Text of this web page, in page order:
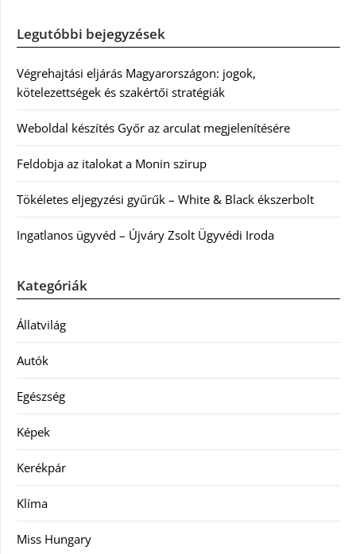
Legutóbbi bejegyzések
Végrehajtási eljárás Magyarországon: jogok,
kötelezettségek és szakértői stratégiák
Weboldal készítés Győr az arculat megjelenítésére
Feldobja az italokat a Monin szirup
Tökéletes eljegyzési gyűrűk – White & Black ékszerbolt
Ingatlanos ügyvéd – Újváry Zsolt Ügyvédi Iroda
Kategóriák
Állatvilág
Autók
Egészség
Képek
Kerékpár
Klíma
Miss Hungary